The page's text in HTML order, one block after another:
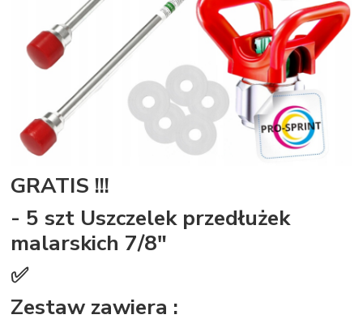
GRATIS !!!
- 5 szt Uszczelek przedłużek
malarskich 7/8"
✅
Zestaw zawiera :